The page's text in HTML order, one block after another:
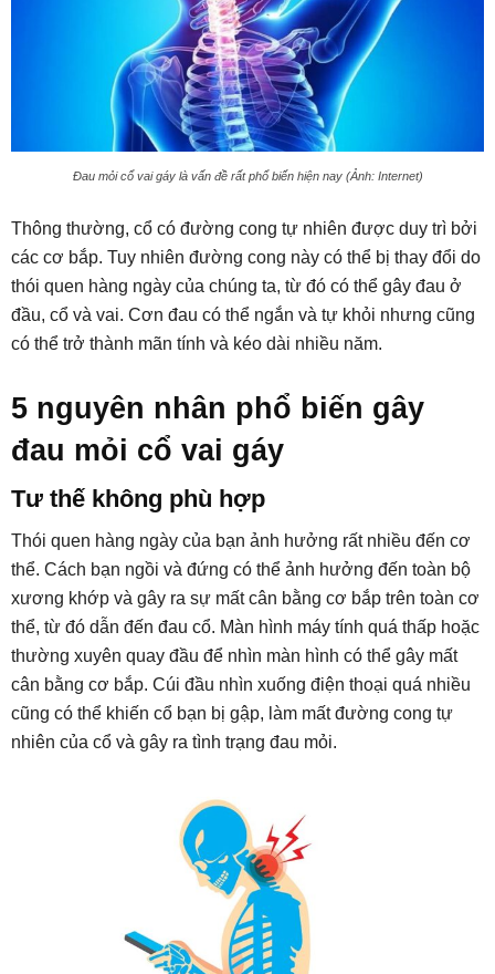
Đau mỏi cổ vai gáy là vấn đề rất phổ biến hiện nay (Ảnh: Internet)
Thông thường, cổ có đường cong tự nhiên được duy trì bởi
các cơ bắp. Tuy nhiên đường cong này có thể bị thay đổi do
thói quen hàng ngày của chúng ta, từ đó có thể gây đau ở
đầu, cổ và vai. Cơn đau có thể ngắn và tự khỏi nhưng cũng
có thể trở thành mãn tính và kéo dài nhiều năm.
5 nguyên nhân phổ biến gây
đau mỏi cổ vai gáy
Tư thế không phù hợp
Thói quen hàng ngày của bạn ảnh hưởng rất nhiều đến cơ
thể. Cách bạn ngồi và đứng có thể ảnh hưởng đến toàn bộ
xương khớp và gây ra sự mất cân bằng cơ bắp trên toàn cơ
thể, từ đó dẫn đến đau cổ. Màn hình máy tính quá thấp hoặc
thường xuyên quay đầu để nhìn màn hình có thể gây mất
cân bằng cơ bắp. Cúi đầu nhìn xuống điện thoại quá nhiều
cũng có thể khiến cổ bạn bị gập, làm mất đường cong tự
nhiên của cổ và gây ra tình trạng đau mỏi.